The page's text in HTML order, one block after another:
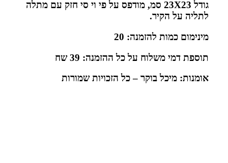
גודל 23X23 סמ, מודפס על פי וי סי חזק
עם מתלה
לתליה על הקיר.
מינימום כמות להזמנה: 20
תוספת דמי משלוח על כל ההזמנה: 39 שח
אומנות: מיכל בוקר – כל הזכויות שמורות